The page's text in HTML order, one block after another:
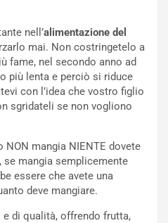
nell’alimentazione del
mai. Non costringetelo a
fame, nel secondo anno ad
più lenta e perciò si riduce
con l’idea che vostro figlio
sgridateli se non vogliono
NON mangia NIENTE dovete
se mangia semplicemente
essere che avete una
deve mangiare.
di qualità, offrendo frutta,